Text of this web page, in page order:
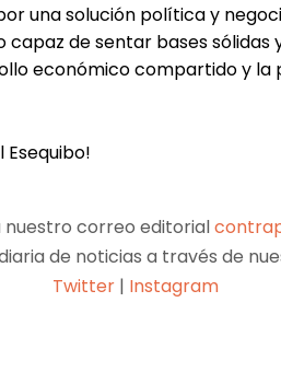
una solución política y
de sentar bases sólidas
económico compartido y la
Esequibo!
correo editorial
de noticias a través de
Twitter | Instagram